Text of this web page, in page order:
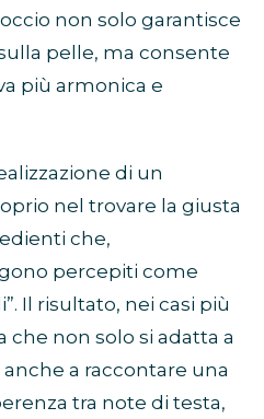
non solo garantisce
pelle, ma consente
più armonica e
di un
nel trovare la giusta
che,
percepiti come
Il risultato, nei casi più
che non solo si adatta a
a raccontare una
tra note di testa,